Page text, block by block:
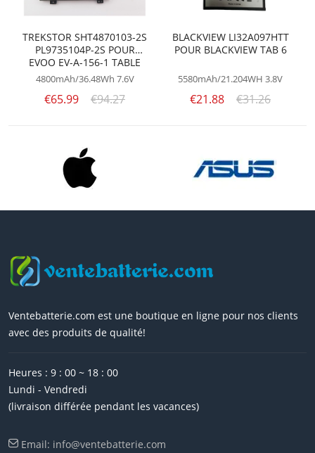
TREKSTOR SHT4870103-2S
PL9735104P-2S POUR
EVOO EV-A-156-1 TABLE
4800mAh/36.48Wh 7.6V
€65.99 €94.27
BLACKVIEW LI32A097HTT
POUR BLACKVIEW TAB 6
5580mAh/21.204WH 3.8V
€21.88 €31.26
Ventebatterie.com est une boutique en ligne pour nos clients
avec des produits de qualité!
Heures : 9 : 00 ~ 18 : 00
Lundi - Vendredi
(livraison différée pendant les vacances)
Email: info@ventebatterie.com